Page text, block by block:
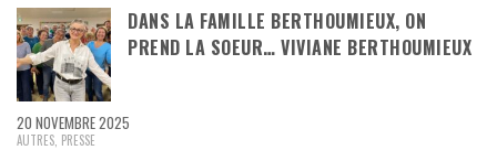
DANS LA FAMILLE BERTHOUMIEUX, ON
PREND LA SOEUR… VIVIANE BERTHOUMIEUX
20 NOVEMBRE 2025
AUTRES PRESSE